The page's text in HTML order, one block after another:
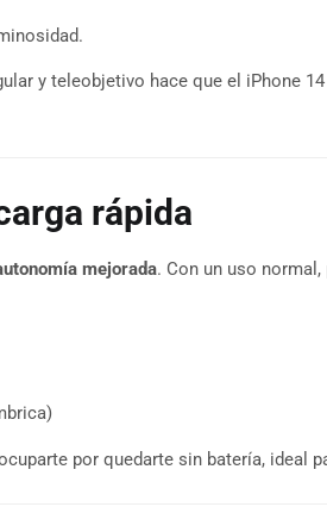
y teleobjetivo hace que el iPhone
rápida
mejorada. Con un uso
por quedarte sin batería, ideal